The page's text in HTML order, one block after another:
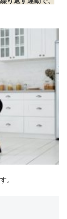
。